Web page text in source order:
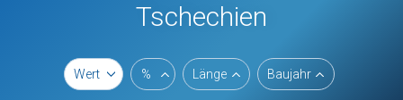
Tschechien
Wert % Länge Baujahr